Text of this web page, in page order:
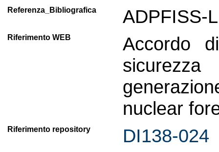
Referenza_Bibliografica ADPFISS-
Riferimento WEB
Accordo
nuclear
Riferimento repository DI138-024